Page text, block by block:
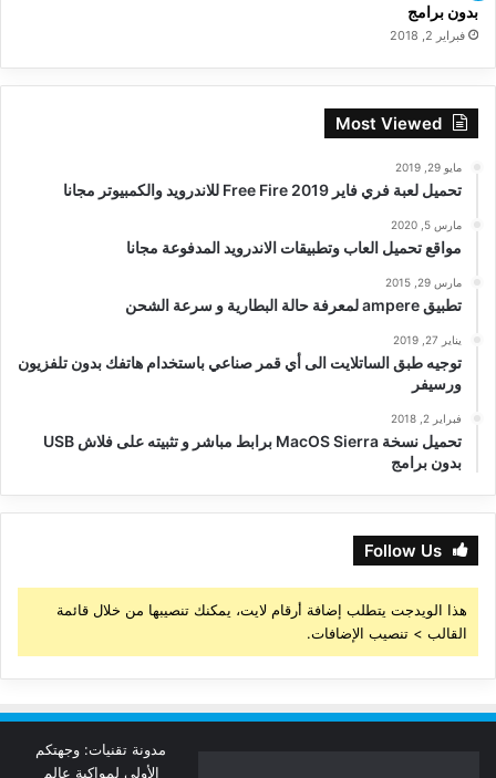
بدون برامج
فبراير 2, 2018
Most Viewed
مايو 29, 2019
تحميل لعبة فري فاير Free Fire 2019 للاندرويد والكمبيوتر مجانا
مارس 5, 2020
مواقع تحميل العاب وتطبيقات الاندرويد المدفوعة مجانا
مارس 29, 2015
تطبيق ampere لمعرفة حالة البطارية و سرعة الشحن
يناير 27, 2019
توجيه طبق الساتلايت الى أي قمر صناعي باستخدام هاتفك بدون تلفزيون
ورسيفر
فبراير 2, 2018
تحميل نسخة MacOS Sierra برابط مباشر و تثبيته على فلاش USB
بدون برامج
Follow Us
هذا الويدجت يتطلب إضافة أرقام لايت، يمكنك تنصيبها من خلال قائمة
القالب > تنصيب الإضافات.
مدونة تقنيات: وجهتكم
الأولى لمواكبة عالم